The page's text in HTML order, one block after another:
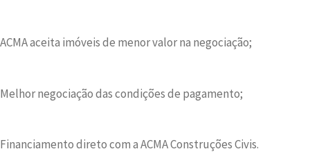
ACMA aceita imóveis de menor valor na negociação;
Melhor negociação das condições de pagamento;
Financiamento direto com a ACMA Construções Civis.